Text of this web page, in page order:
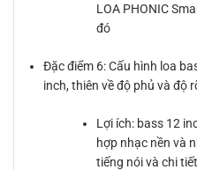
LOA PHONIC
đó
Đặc điểm 6: Cấu hình loa
inch, thiên về độ phủ và độ
Lợi ích: bass 12
hợp nhạc nền và
tiếng nói và chi